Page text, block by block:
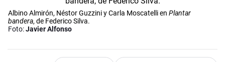
Albino Almirón, Néstor Guzzini y Carla Moscatelli en Plantar
bandera, de Federico Silva.
Foto:Javier Alfonso